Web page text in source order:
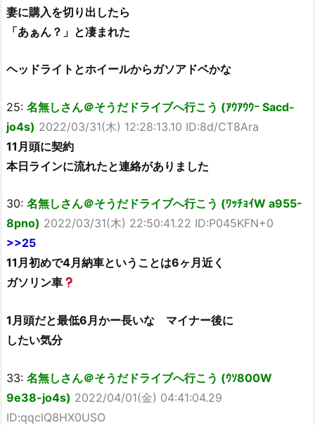
妻に購入を切り出したら
「あぁん？」と凄まれた
ヘッドライトとホイールからガソアドベかな
25: 名無しさん＠そうだドライブへ行こう (ｱｳｱｳｳｰ Sacd-
jo4s) 2022/03/31(木) 12:28:13.10 ID:8d/CT8Ara
11月頭に契約
本日ラインに流れたと連絡がありました
30: 名無しさん＠そうだドライブへ行こう (ﾜｯﾁｮｲW a955-
8pno) 2022/03/31(木) 22:50:41.22 ID:P045KFN+0
>>25
11月初めで4月納車ということは6ヶ月近く
ガソリン車
1月頭だと最低6月かー長いな マイナー後に
したい気分
33: 名無しさん＠そうだドライブへ行こう (ｳｿ800W
9e38-jo4s) 2022/04/01(金) 04:41:04.29
ID:qqclQ8HX0USO